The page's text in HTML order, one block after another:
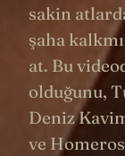
sakin
şaha
at. Bu
olduğunu,
Deniz
ve